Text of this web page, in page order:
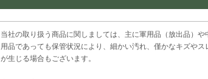
当社の取り扱う商品に関しましては、主に軍用品（放出品）
用品であっても保管状況により、細かい汚れ、僅かなキズや
が生じる場合もございます。